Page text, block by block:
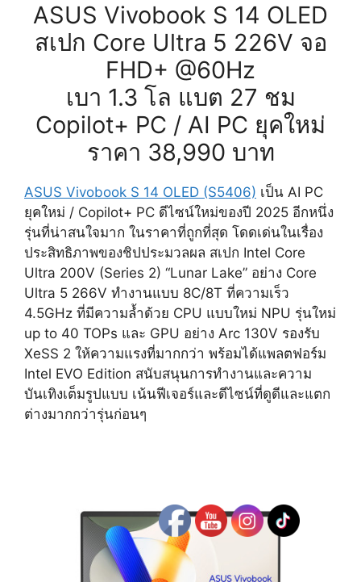
ASUS Vivobook S 14 OLED
สเปก Core Ultra 5 226V จอ
FHD+ @60Hz
เบา 1.3 โล แบต 27 ชม
Copilot+ PC / AI PC ยุคใหม่
ราคา 38,990 บาท
ASUS Vivobook S 14 OLED (S5406) ​เป็น AI PC
ยุคใหม่ / Copilot+ PC ดีไซน์ใหม่ของปี 2025 อีกหนึ่ง
รุ่นที่น่าสนใจมาก ในราคาที่ถูกที่สุด โดดเด่นในเรื่อง
ประสิทธิภาพของชิปประมวลผล สเปก Intel Core
Ultra 200V (Series 2) “Lunar Lake” อย่าง Core
Ultra 5 266V ทำงานแบบ 8C/8T ที่ความเร็ว
4.5GHz ที่มีความล้ำด้วย CPU แบบใหม่ NPU รุ่นใหม่
up to 40 TOPs และ GPU อย่าง Arc 130V รองรับ
XeSS 2 ให้ความแรงที่มากกว่า พร้อมได้แพลตฟอร์ม
Intel EVO Edition สนับสนุนการทำงานและความ
บันเทิงเต็มรูปแบบ เน้นฟีเจอร์และดีไซน์ที่ดูดีและแตก
ต่างมากกว่ารุ่นก่อนๆ